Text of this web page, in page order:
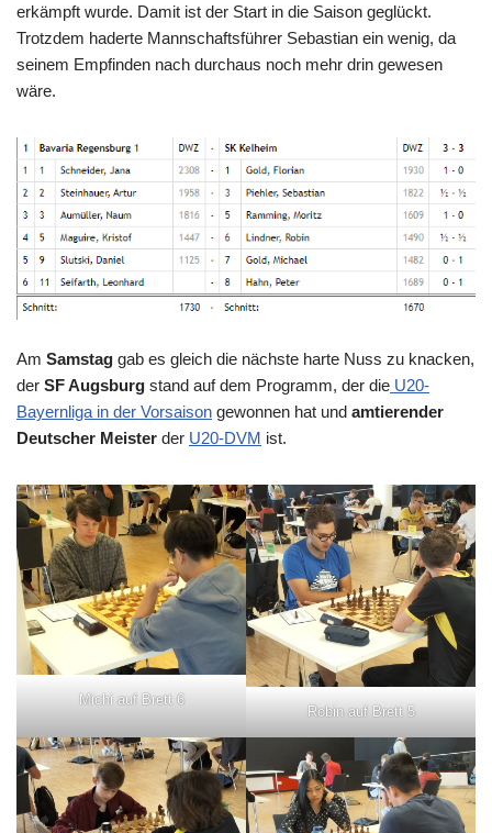
erkämpft wurde. Damit ist der Start in die Saison geglückt.
Trotzdem haderte Mannschaftsführer Sebastian ein wenig, da
seinem Empfinden nach durchaus noch mehr drin gewesen
wäre.
Am Samstag gab es gleich die nächste harte Nuss zu knacken,
der SF Augsburg stand auf dem Programm, der die U20-
Bayernliga in der Vorsaison gewonnen hat und amtierender
Deutscher Meister der U20-DVM ist.
Michi auf Brett 6
Robin auf Brett 5